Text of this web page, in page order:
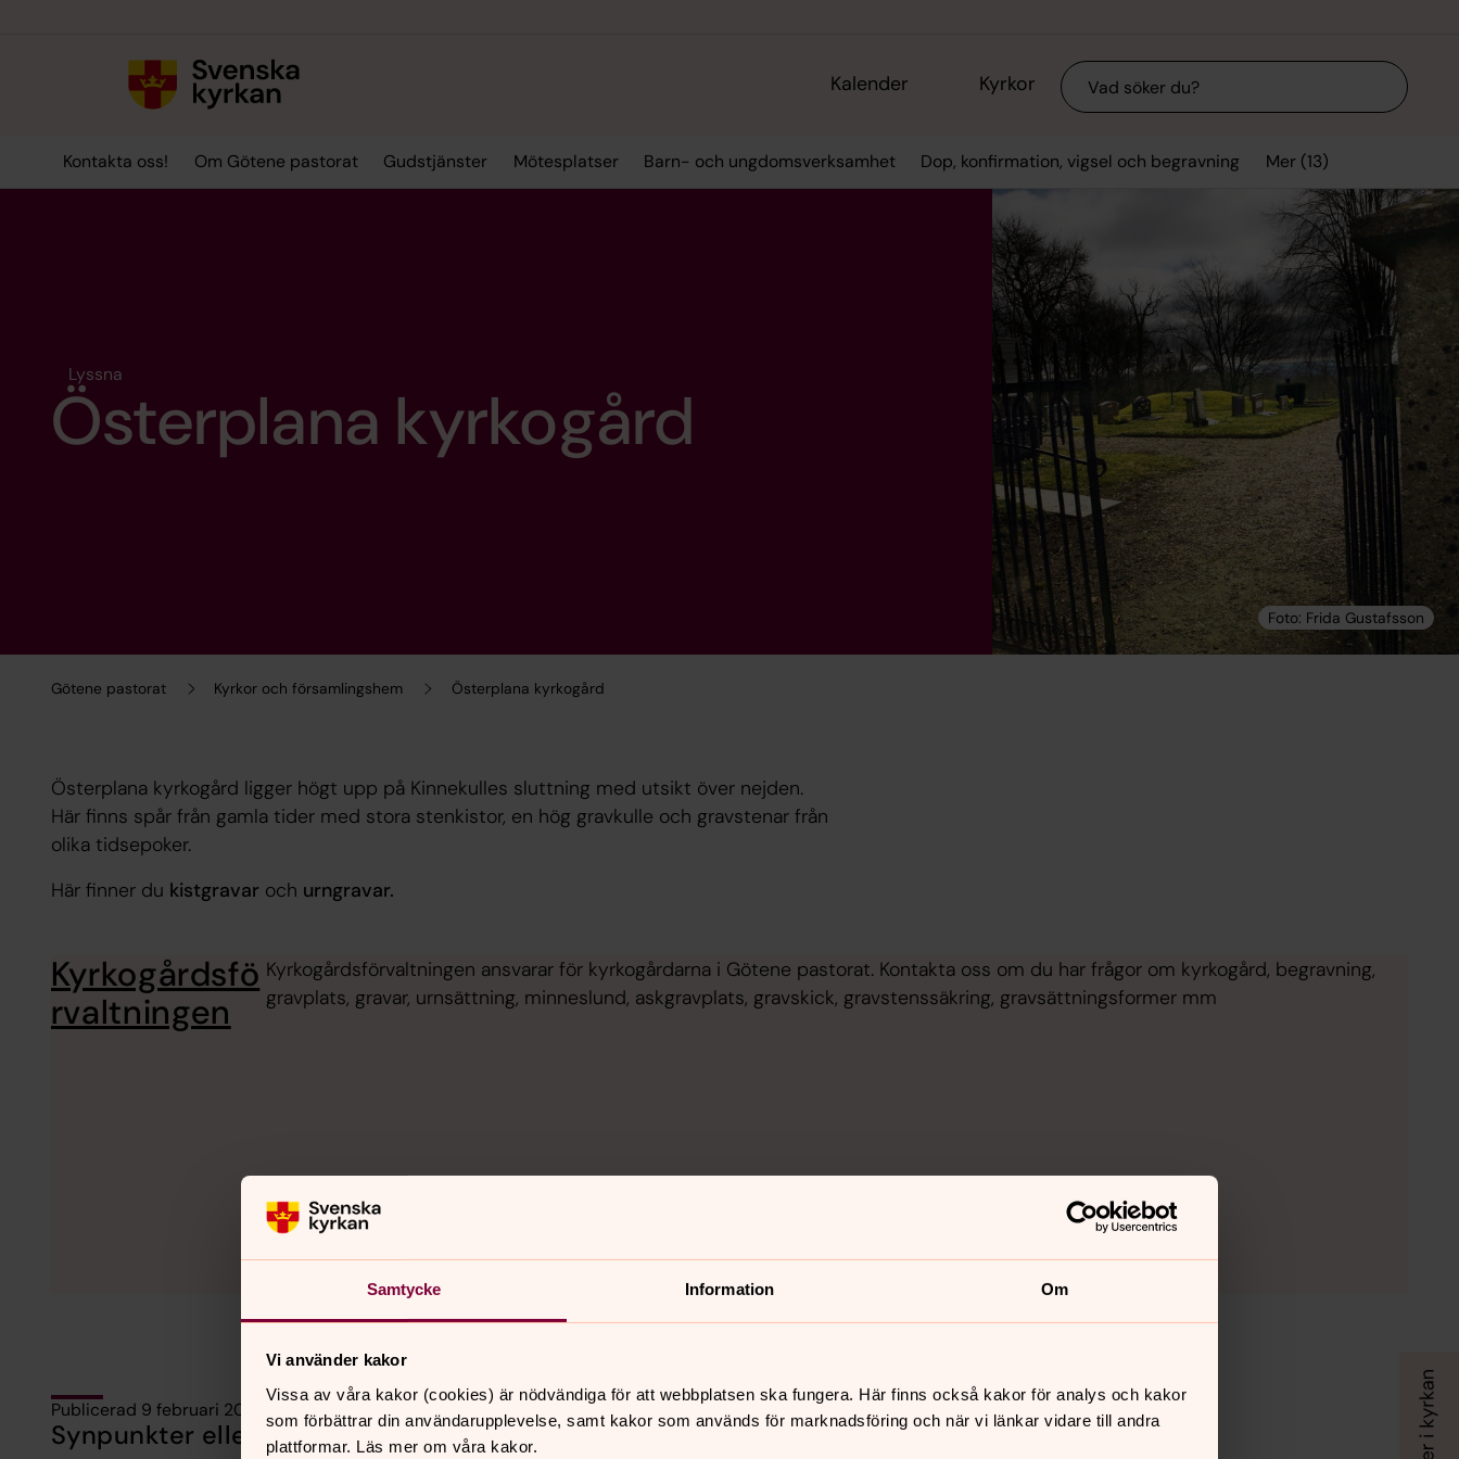
Samtycke Information Om
Vi använder kakor
Vissa av våra kakor (cookies) är nödvändiga för att webbplatsen ska fungera. Här finns också kakor för analys och kakor
som förbättrar din användarupplevelse, samt kakor som används för marknadsföring och när vi länkar vidare till andra
plattformar. Läs mer om våra kakor.
Kalender Kyrkor Sök
Kontakta oss! Om Götene pastorat Gudstjänster Mötesplatser Barn- och ungdomsverksamhet Dop, konfirmation, vigsel och begravning Mer (13)
Götene pastorat Kyrkor och församlingshem Österplana kyrkogård
Lyssna
Österplana kyrkogård
Österplana kyrkogård ligger högt upp på Kinnekulles sluttning med utsikt över nejden.
Här finns spår från gamla tider med stora stenkistor, en hög gravkulle och gravstenar från
olika tidsepoker.
Här finner du kistgravar och urngravar.
Kyrkogårdsfö
rvaltningen
Kyrkogårdsförvaltningen ansvarar för kyrkogårdarna i Götene pastorat. Kontakta oss om du har frågor om kyrkogård, begravning,
gravplats, gravar, urnsättning, minneslund, askgravplats, gravskick, gravstenssäkring, gravsättningsformer mm
Publicerad 9 februari 2016
Synpunkter eller frågor på sidans innehåll?